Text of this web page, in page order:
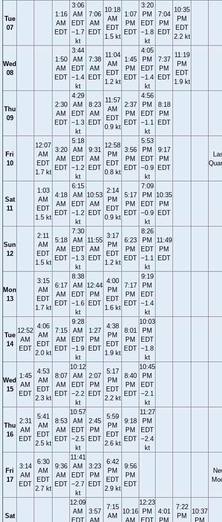
Tue
07
1:16
AM
EDT
3:06
AM
EDT
−1.7
kt
7:06
AM
EDT
10:18
AM
EDT
1.5 kt
1:07
PM
EDT
3:20
PM
EDT
−1.8
kt
7:04
PM
EDT
10:35
PM
EDT
2.2 kt
Wed
08
1:50
AM
EDT
3:44
AM
EDT
−1.4
kt
7:38
AM
EDT
11:04
AM
EDT
1.2 kt
1:45
PM
EDT
4:05
PM
EDT
−1.4
kt
7:37
PM
EDT
11:19
PM
EDT
1.9 kt
Thu
09
2:30
AM
EDT
4:29
AM
EDT
−1.3
kt
8:23
AM
EDT
11:57
AM
EDT
0.9 kt
2:37
PM
EDT
4:56
PM
EDT
−1.1
kt
8:18
PM
EDT
Fri
10
12:07
AM
EDT
1.7 kt
3:20
AM
EDT
5:18
AM
EDT
−1.2
kt
9:31
AM
EDT
12:58
PM
EDT
0.8 kt
3:56
PM
EDT
5:53
PM
EDT
−0.9
kt
9:17
PM
EDT
Sat
11
1:03
AM
EDT
1.5 kt
4:18
AM
EDT
6:15
AM
EDT
−1.2
kt
10:53
AM
EDT
2:14
PM
EDT
0.9 kt
5:17
PM
EDT
7:09
PM
EDT
−0.9
kt
10:35
PM
EDT
Sun
12
2:11
AM
EDT
1.5 kt
5:18
AM
EDT
7:30
AM
EDT
−1.3
kt
11:55
AM
EDT
3:17
PM
EDT
1.2 kt
6:23
PM
EDT
8:26
PM
EDT
−1.1
kt
11:49
PM
EDT
Mon
13
3:15
AM
EDT
1.7 kt
6:17
AM
EDT
8:38
AM
EDT
−1.6
kt
12:44
PM
EDT
4:00
PM
EDT
1.6 kt
7:17
PM
EDT
9:19
PM
EDT
−1.4
kt
Tue
14
12:52
AM
EDT
4:06
AM
EDT
2.0 kt
7:15
AM
EDT
9:28
AM
EDT
−1.9
kt
1:27
PM
EDT
4:38
PM
EDT
1.9 kt
8:01
PM
EDT
10:03
PM
EDT
−1.8
kt
Wed
15
1:45
AM
EDT
4:53
AM
EDT
2.3 kt
8:07
AM
EDT
10:12
AM
EDT
−2.2
kt
2:07
PM
EDT
5:17
PM
EDT
2.2 kt
8:40
PM
EDT
10:45
PM
EDT
−2.1
kt
Thu
16
2:31
AM
EDT
5:41
AM
EDT
2.5 kt
8:53
AM
EDT
10:57
AM
EDT
−2.5
kt
2:45
PM
EDT
5:59
PM
EDT
2.6 kt
9:18
PM
EDT
11:27
PM
EDT
−2.4
kt
Fri
17
3:14
AM
EDT
6:30
AM
EDT
2.7 kt
9:36
AM
EDT
11:41
AM
EDT
−2.7
kt
3:23
PM
EDT
6:42
PM
EDT
2.9 kt
9:56
PM
EDT
Sat
12:09
AM
EDT
3:57
AM
7:15
AM
10:16
AM
12:23
PM
EDT
4:01
PM
7:22
PM
10:37
PM